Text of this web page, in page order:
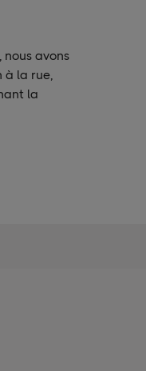
avons
à la rue,
la